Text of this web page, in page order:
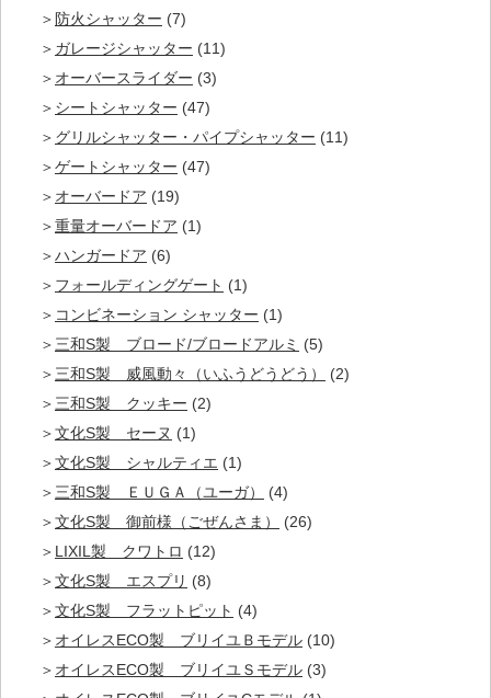
防火シャッター (7)
ガレージシャッター (11)
オーバースライダー (3)
シートシャッター (47)
グリルシャッター・パイプシャッター (11)
ゲートシャッター (47)
オーバードア (19)
重量オーバードア (1)
ハンガードア (6)
フォールディングゲート (1)
コンビネーション シャッター (1)
三和S製 ブロード/ブロードアルミ (5)
三和S製 威風動々（いふうどうどう）
(2)
三和S製 クッキー (2)
文化S製 セーヌ (1)
文化S製 シャルティエ (1)
三和S製 ＥＵＧＡ（ユーガ）
(4)
文化S製 御前様（ごぜんさま）
(26)
LIXIL製 クワトロ (12)
文化S製 エスプリ (8)
文化S製 フラットピット (4)
オイレスECO製 ブリイユＢモデル (10)
オイレスECO製 ブリイユＳモデル (3)